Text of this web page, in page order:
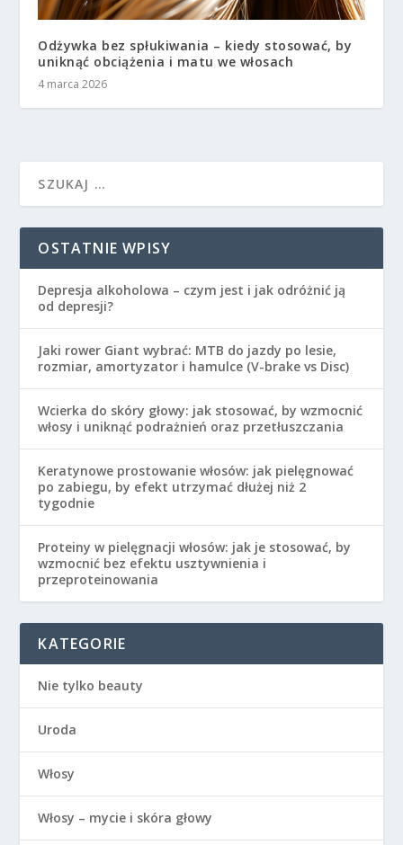
Odżywka bez spłukiwania – kiedy stosować, by
uniknąć obciążenia i matu we włosach
4 marca 2026
OSTATNIE WPISY
Depresja alkoholowa – czym jest i jak odróżnić ją
od depresji?
Jaki rower Giant wybrać: MTB do jazdy po lesie,
rozmiar, amortyzator i hamulce (V-brake vs Disc)
Wcierka do skóry głowy: jak stosować, by wzmocnić
włosy i uniknąć podrażnień oraz przetłuszczania
Keratynowe prostowanie włosów: jak pielęgnować
po zabiegu, by efekt utrzymać dłużej niż 2
tygodnie
Proteiny w pielęgnacji włosów: jak je stosować, by
wzmocnić bez efektu usztywnienia i
przeproteinowania
KATEGORIE
Nie tylko beauty
Uroda
Włosy
Włosy – mycie i skóra głowy